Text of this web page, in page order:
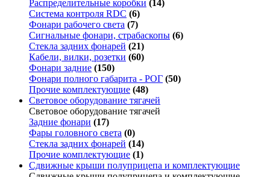
Распределительные коробки (14)
Система контроля RDC (6)
Фонари рабочего света (7)
Сигнальные фонари, страбаскопы (6)
Стекла задних фонарей (21)
Кабели, вилки, розетки (60)
Фонари задние (150)
Фонари полного габарита - РОГ (50)
Прочие комплектующие (48)
Световое оборудование тягачей
Световое оборудование тягачей
Задние фонари (17)
Фары головного света (0)
Стекла задних фонарей (14)
Прочие комплектующие (1)
Сдвижные крыши полуприцепа и комплектующие